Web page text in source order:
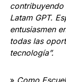
Latam GPT.
entusiasmen
todas las
tecnología”.